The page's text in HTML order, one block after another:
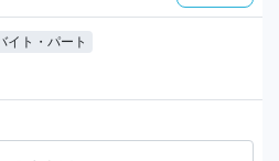
イト・パート